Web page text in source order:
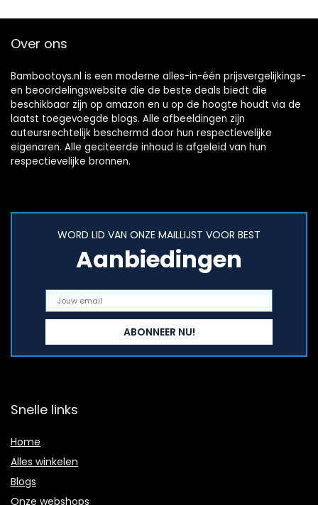
Over ons
Bambootoys.nl is een moderne alles-in-één prijsvergelijkings-
en beoordelingswebsite die de beste deals biedt die
beschikbaar zijn op amazon en u op de hoogte houdt via de
laatst toegevoegde blogs. Alle afbeeldingen zijn
auteursrechtelijk beschermd door hun respectievelijke
eigenaren. Alle geciteerde inhoud is afgeleid van hun
respectievelijke bronnen.
WORD LID VAN ONZE MAILLIJST VOOR BEST
Aanbiedingen
Snelle links
Home
Alles winkelen
Blogs
Onze webshops